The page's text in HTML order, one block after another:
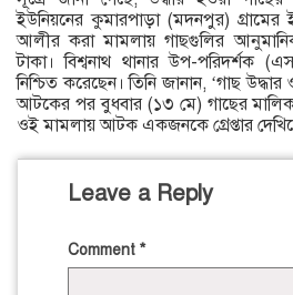
ইউনিয়নের কুমারপাড়া (মদনপুর) গ্রামের
আলীর করা মামলায় গাছগুলির
টাকা। বিশ্বনাথ থানার উপ-পরিদর্শক
নিশ্চিত করেছেন। তিনি জানান, ‘গাছ
আটকের পর বুধবার (১৩ মে) গাছের মালিক
ওই মামলায় আটক একজনকে গ্রেপ্তার
Leave a Reply
Comment *